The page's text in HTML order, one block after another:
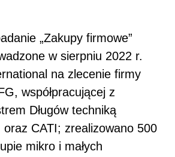
„Zakupy firmowe”
w sierpniu 2022 r.
na zlecenie firmy
współpracującej z
Długów techniką
oraz CATI; zrealizowano 500
mikro i małych